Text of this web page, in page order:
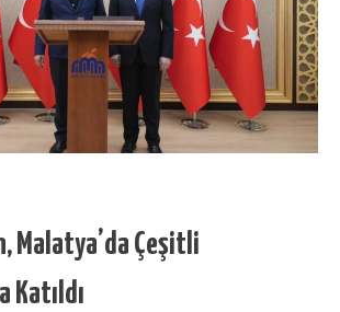
Malatya’da Çeşitli
Katıldı